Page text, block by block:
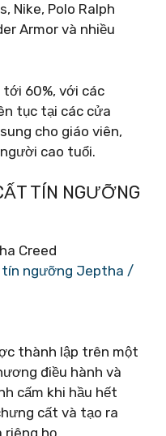
Nike, Polo Ralph
Armor và nhiều
60%, với các
tục tại các cửa
cho giáo viên,
cao tuổi.
TÍN NGƯỠNG
tín ngưỡng Jeptha /
thành lập trên một
điều hành và
cấm khi hầu hết
cất và tạo ra
họ.